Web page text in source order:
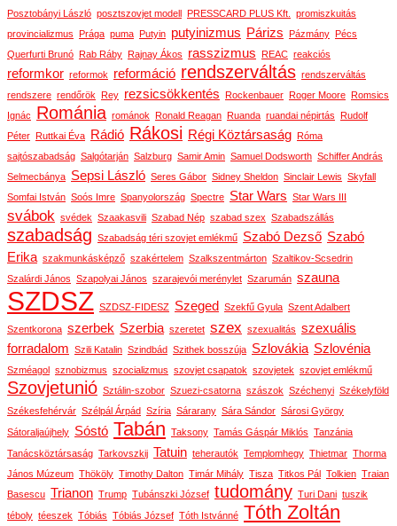
Posztobányi László posztszovjet modell PRESSCARD PLUS Kft.
promiszkuitás
provincializmus Prága puma Putyin putyinizmus Párizs Pázmány Pécs
Querfurti Brunó Rab Ráby Rajnay Ákos rasszizmus REAC reakciós
reformkor reformok reformáció rendszerváltás rendszerváltás
rendszere rendőrök Rey rezsicsökkentés Rockenbauer Roger Moore Romsics
Ignác
Románia románok Ronald Reagan Ruanda ruandai népirtás Rudolf
Péter Ruttkai Éva Rádió Rákosi Régi Köztársaság Róma
sajtószabadság Salgótarján Salzburg Samir Amin Samuel Dodsworth Schiffer András
Selmecbánya Sepsi László Seres Gábor Sidney Sheldon Sinclair Lewis Skyfall
Somfai István Soós Imre Spanyolország Spectre Star Wars Star Wars III
svábok svédek Szaakasvili Szabad Nép szabad szex Szabadszállás
szabadság Szabadság téri szovjet emlékmű Szabó Dezső Szabó
Erika szakmunkásképző szakértelem Szalkszentmárton Szaltikov-Scsedrin
Szalárdi János Szapolyai János szarajevói merénylet Szarumán szauna
SZDSZ SZDSZ-FIDESZ Szeged Szekfű Gyula Szent Adalbert
Szentkorona szerbek Szerbia szeretet szex szexualitás szexuális
forradalom Szili Katalin Szindbád Szithek bosszúja Szlovákia Szlovénia
Szméagol sznobizmus szocializmus szovjet csapatok szovjetek szovjet emlékmű
Szovjetunió Sztálin-szobor Szuezi-csatorna szászok Széchenyi Székelyföld
Székesfehérvár Szélpál Árpád Szíria Sárarany Sára Sándor Sárosi György
Sátoraljaújhely Sóstó Tabán Taksony Tamás Gáspár Miklós Tanzánia
Tanácsköztársaság Tarkovszkij Tatuin teherautók Templomhegy Thietmar Thorma
János Múzeum Thököly Timothy Dalton Timár Mihály Tisza Titkos Pál Tolkien Traian
Basescu Trianon Trump Tubánszki József tudomány Turi Dani tuszik
téboly téeszek Tóbiás Tóbiás József Tóth Istvánné Tóth Zoltán